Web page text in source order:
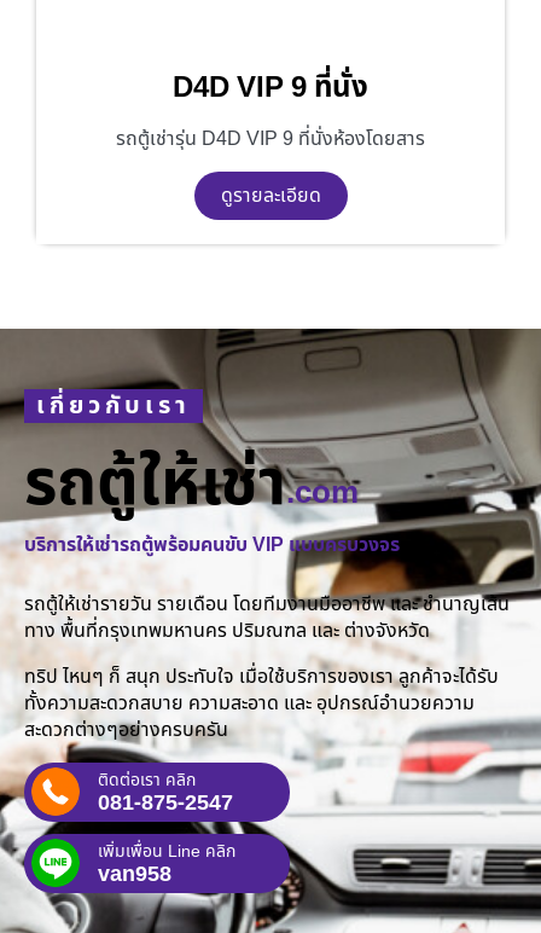
D4D VIP 9 ที่นั่ง
รถตู้เช่ารุ่น D4D VIP 9 ที่นั่งห้องโดยสาร
ดูรายละเอียด
เกี่ยวกับเรา
รถตู้ให้เช่า.com
บริการให้เช่ารถตู้พร้อมคนขับ VIP แบบครบวงจร
รถตู้ให้เช่ารายวัน รายเดือน โดยทีมงานมืออาชีพ และ ชำนาญเส้น
ทาง พื้นที่กรุงเทพมหานคร ปริมณฑล และ ต่างจังหวัด
ทริป ไหนๆ ก็ สนุก ประทับใจ เมื่อใช้บริการของเรา ลูกค้าจะได้รับ
ทั้งความสะดวกสบาย ความสะอาด และ อุปกรณ์อำนวยความ
สะดวกต่างๆอย่างครบครัน
ติดต่อเรา คลิก
081-875-2547
เพิ่มเพื่อน Line คลิก
van958